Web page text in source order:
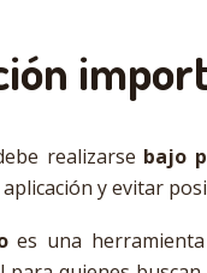
realizarse bajo
y evitar
es una